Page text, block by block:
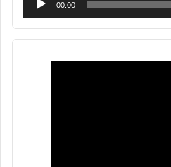
00:00